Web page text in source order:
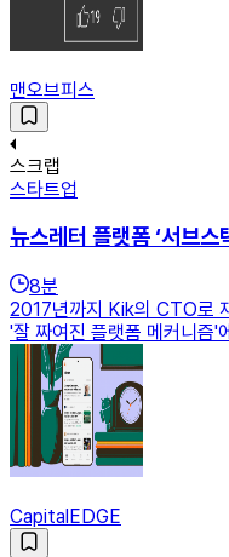
맨오브피스
스크랩
스타트업
뉴스레터 플랫폼 ‘서브스
8분
2017년까지 Kik의 CTO로
'잘 짜여진 플랫폼 메커니즘'
CapitalEDGE